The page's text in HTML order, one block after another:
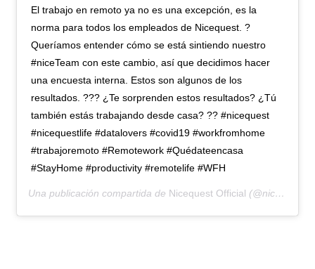
El trabajo en remoto ya no es una excepción, es la
norma para todos los empleados de Nicequest. ?
Queríamos entender cómo se está sintiendo nuestro
#niceTeam con este cambio, así que decidimos hacer
una encuesta interna. Estos son algunos de los
resultados. ??? ¿Te sorprenden estos resultados? ¿Tú
también estás trabajando desde casa? ?? #nicequest
#nicequestlife #datalovers #covid19 #workfromhome
#trabajoremoto #Remotework #Quédateencasa
#StayHome #productivity #remotelife #WFH
Una publicación compartida de Nicequest Official (@nicequest) el